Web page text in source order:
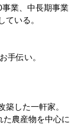
業、中長期事業
ている。
手伝い。
した一軒家。
た農産物を中心に